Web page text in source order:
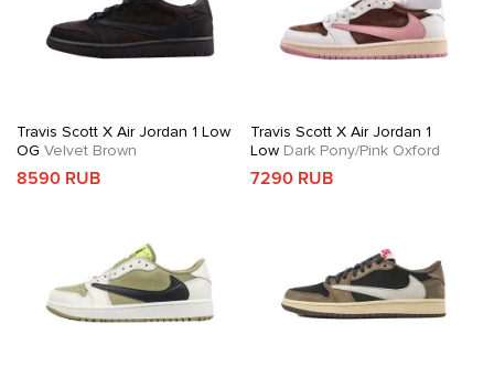
Travis Scott X Air Jordan 1 Low
OG Velvet Brown
8590 RUB
Travis Scott X Air Jordan 1
LowDark Pony/Pink Oxford
7290 RUB